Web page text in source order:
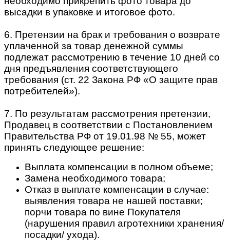
высадки в упаковке и итоговое фото.
6. Претензии на брак и требования о возврате
уплаченной за товар денежной суммы
подлежат рассмотрению в течение 10 дней со
дня предъявления соответствующего
требования (ст. 22 Закона РФ «О защите прав
потребителей»).
7. По результатам рассмотрения претензии,
Продавец в соответствии с Постановлением
Правительства РФ от 19.01.98 № 55, может
принять следующее решение:
Выплата компенсации в полном объеме;
Замена необходимого товара;
Отказ в выплате компенсации в случае:
выявления товара не нашей поставки;
порчи товара по вине Покупателя
(нарушения правил агротехники хранения/
посадки/ ухода).